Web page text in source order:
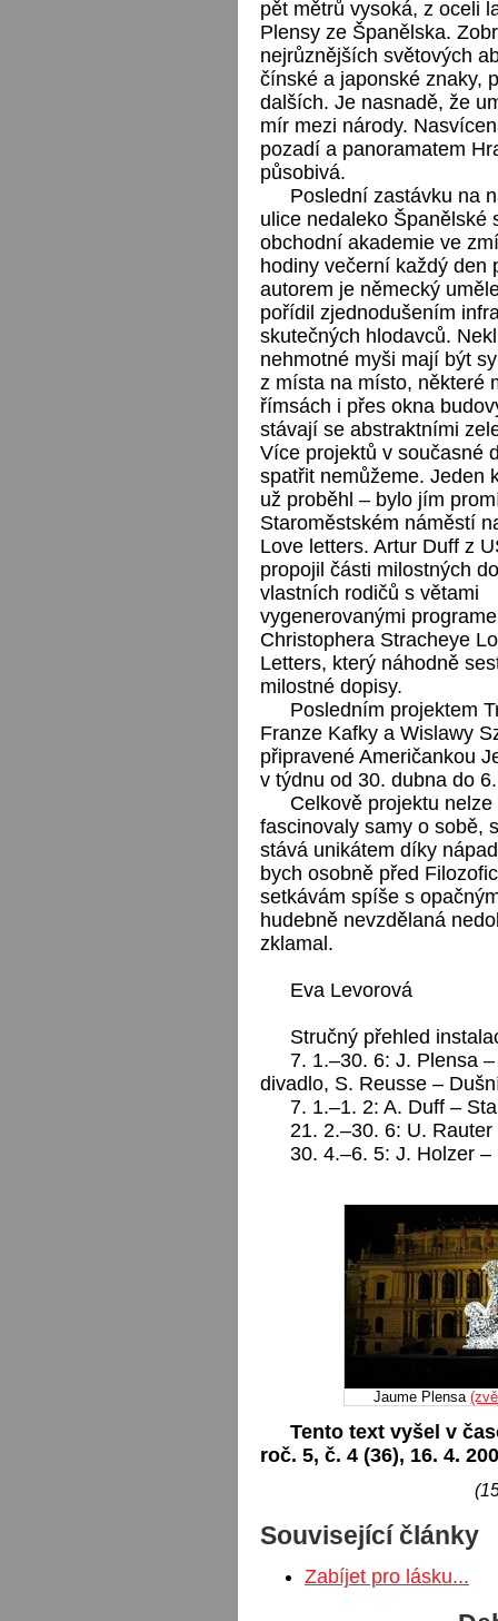
pět mětrů vysoká, z oceli
Plensy ze Španělska.
nejrůznějších světových
čínské a japonské znaky,
dalších. Je nasnadě, že
mír mezi národy.
pozadí a panoramatem
působivá.
Poslední zastávku na
ulice nedaleko Španělské
obchodní akademie ve
hodiny večerní každý den
autorem je německý
pořídil zjednodušením
skutečných hlodavců.
nehmotné myši mají být
z místa na místo, některé
římsách i přes okna
stávají se abstraktními
Více projektů v současné
spatřit nemůžeme. Jeden
už proběhl – bylo jím
Staroměstském náměstí
Love letters. Artur Duff z
propojil části milostných
vlastních rodičů s větami
vygenerovanými
Christophera Stracheye
Letters, který náhodně
milostné dopisy.
Posledním projektem
Franze Kafky a Wislawy
připravené Američankou
v týdnu od 30. dubna do
Celkově projektu
fascinovaly samy o sobě,
stává unikátem díky
bych osobně před
setkávám spíše s
hudebně nevzdělaná
zklamal.
Eva Levorová
Stručný přehled
7. 1.–30. 6: J. Plensa
divadlo, S. Reusse –
7. 1.–1. 2: A. Duff –
21. 2.–30. 6: U.
30. 4.–6. 5: J. Holzer
Jaume Plensa
Tento text vyšel v
roč. 5, č. 4 (36), 16. 4.
Související články
Zabíjet pro lásku...